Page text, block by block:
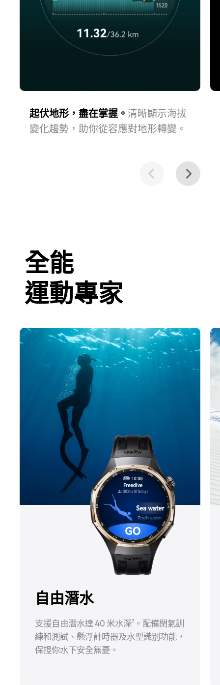
起伏地形，盡在掌握。 清晰顯示海拔
變化趨勢，助你從容應對地形轉⁠變。
全能
運動專家
自由潛水
支援自由潛水達 40 米水深⁠7。配備閉氣訓
練和測試、懸浮計時器及水型識別功能，
保證你水下安全無⁠憂。